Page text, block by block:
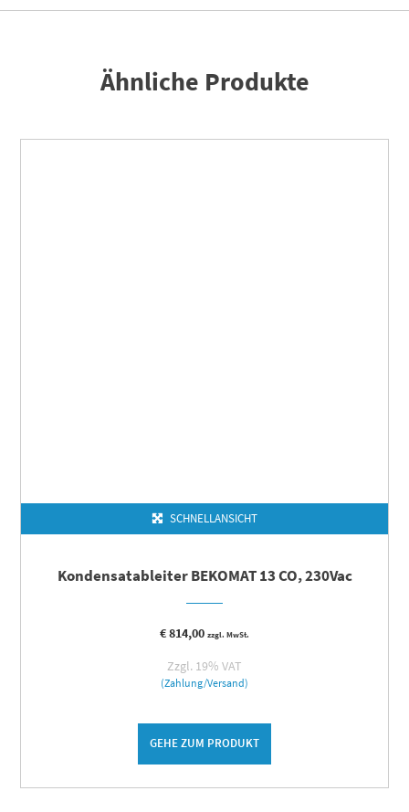
Ähnliche Produkte
SCHNELLANSICHT
Kondensatableiter BEKOMAT 13 CO, 230Vac
€814,00 zzgl. MwSt.
Zzgl. 19% VAT
(Zahlung/Versand)
GEHE ZUM PRODUKT